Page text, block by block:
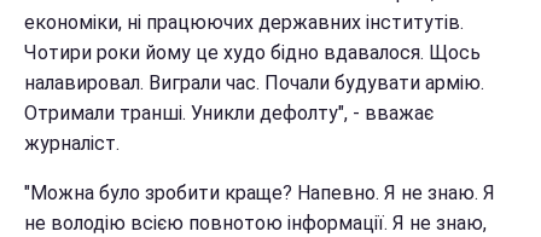
економіки, ні працюючих державних інститутів.
Чотири роки йому це худо бідно вдавалося. Щось
налавировал. Виграли час. Почали будувати армію.
Отримали транші. Уникли дефолту", - вважає
журналіст.
"Можна було зробити краще? Напевно. Я не знаю. Я
не володію всією повнотою інформації. Я не знаю,